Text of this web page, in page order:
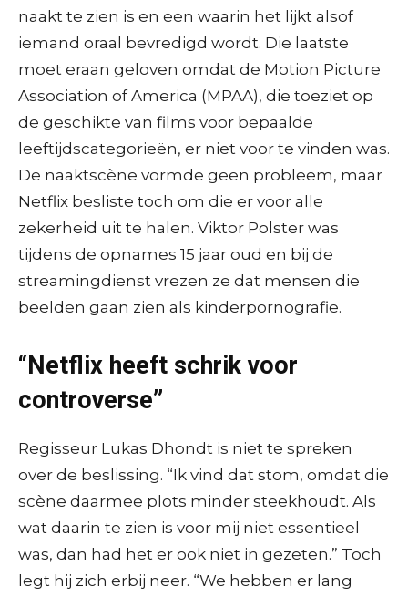
naakt te zien is en een waarin het lijkt alsof
iemand oraal bevredigd wordt. Die laatste
moet eraan geloven omdat de Motion Picture
Association of America (MPAA), die toeziet op
de geschikte van films voor bepaalde
leeftijdscategorieën, er niet voor te vinden was.
De naaktscène vormde geen probleem, maar
Netflix besliste toch om die er voor alle
zekerheid uit te halen. Viktor Polster was
tijdens de opnames 15 jaar oud en bij de
streamingdienst vrezen ze dat mensen die
beelden gaan zien als kinderpornografie.
“Netflix heeft schrik voor
controverse”
Regisseur Lukas Dhondt is niet te spreken
over de beslissing. “Ik vind dat stom, omdat die
scène daarmee plots minder steekhoudt. Als
wat daarin te zien is voor mij niet essentieel
was, dan had het er ook niet in gezeten.” Toch
legt hij zich erbij neer. “We hebben er lang